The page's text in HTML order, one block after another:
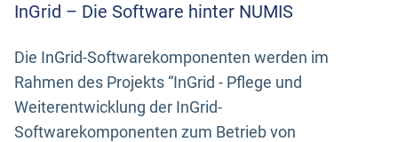
InGrid – Die Software hinter NUMIS
Die InGrid-Softwarekomponenten werden im
Rahmen des Projekts “InGrid - Pflege und
Weiterentwicklung der InGrid-
Softwarekomponenten zum Betrieb von